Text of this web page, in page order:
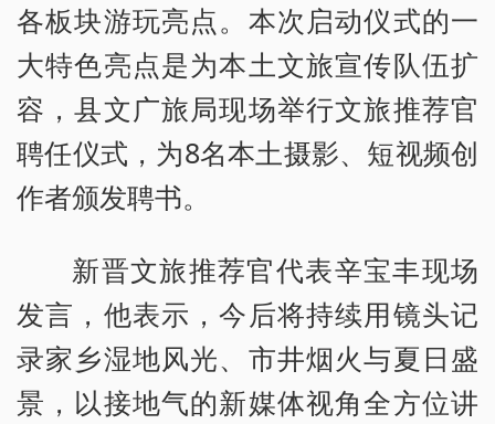
各板块游玩亮点。本次启动仪式的一
大特色亮点是为本土文旅宣传队伍扩
容，县文广旅局现场举行文旅推荐官
聘任仪式，为8名本土摄影、短视频创
作者颁发聘书。
新晋文旅推荐官代表辛宝丰现场
发言，他表示，今后将持续用镜头记
录家乡湿地风光、市井烟火与夏日盛
景，以接地气的新媒体视角全方位讲